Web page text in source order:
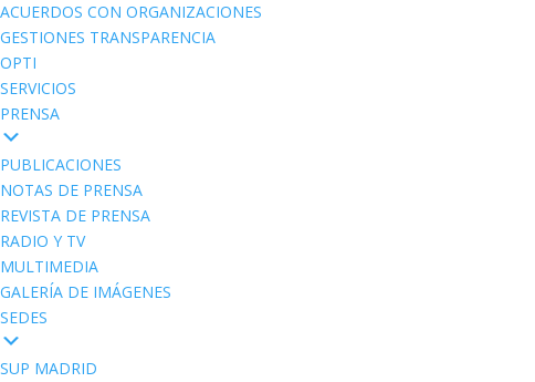
ACUERDOS CON ORGANIZACIONES
GESTIONES TRANSPARENCIA
OPTI
SERVICIOS
PRENSA
PUBLICACIONES
NOTAS DE PRENSA
REVISTA DE PRENSA
RADIO Y TV
MULTIMEDIA
GALERÍA DE IMÁGENES
SEDES
SUP MADRID